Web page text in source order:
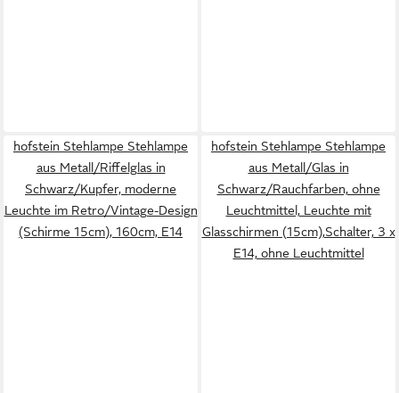
hofstein Stehlampe Stehlampe
aus Metall/Riffelglas in
Schwarz/Kupfer, moderne
Leuchte im Retro/Vintage-Design
(Schirme 15cm), 160cm, E14
hofstein Stehlampe Stehlampe
aus Metall/Glas in
Schwarz/Rauchfarben, ohne
Leuchtmittel, Leuchte mit
Glasschirmen (15cm),Schalter, 3 x
E14, ohne Leuchtmittel